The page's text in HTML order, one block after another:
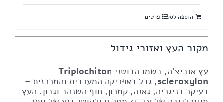
היה:
70 ₪.
הוא:
50 ₪.
הוספה לסל פרטים
מקור העץ ואזורי גידול
עץ אוביצ'ה, בשמו הבוטני Triplochiton
scleroxylon, גדל באפריקה המערבית והמרכזית –
בעיקר בניגריה, גאנה, קמרון, חוף השנהב וגבון. העץ